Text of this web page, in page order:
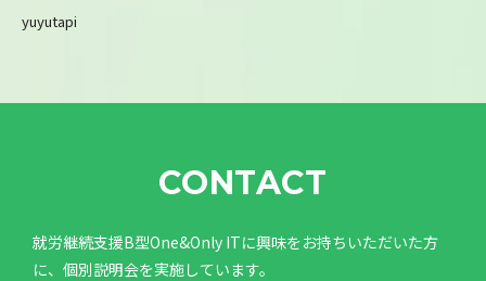
yuyutapi
CONTACT
就労継続支援B型One&Only ITに興味をお持ちいただいた方
に、個別説明会を実施しています。